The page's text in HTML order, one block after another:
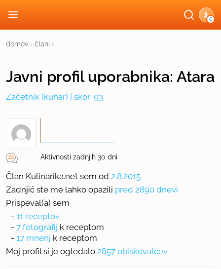
G
domov › člani ›
Javni profiluporabnika: Atara
Začetnik (kuhar) | skor: 93
Aktivnosti zadnjih 30 dni
Član Kulinarika.net sem od 2.8.2015
Zadnjič ste me lahko opazili pred 2890 dnevi
Prispeval(a) sem
- 11 receptov
- 7 fotografij k receptom
- 17 mnenj k receptom
Moj profil si je ogledalo 2857 obiskovalcev